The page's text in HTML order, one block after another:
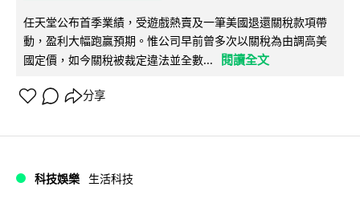
任天堂公布首季業績，受遊戲熱賣及一筆美國退還關稅款項帶
動，盈利大幅跑贏預期。惟公司早前曾多次以關稅為由調高美
國定價，如今關稅被裁定違法並全數...
閱讀全文
分享
科技娛樂 生活科技